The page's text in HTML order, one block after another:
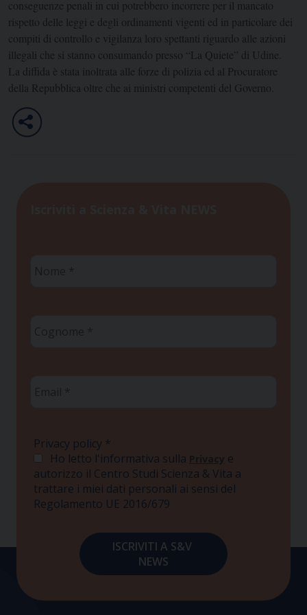
conseguenze penali in cui potrebbero incorrere per il mancato
rispetto delle leggi e degli ordinamenti vigenti ed in particolare dei
compiti di controllo e vigilanza loro spettanti riguardo alle azioni
illegali che si stanno consumando presso “La Quiete” di Udine.
La diffida è stata inoltrata alle forze di polizia ed al Procuratore
della Repubblica oltre che ai ministri competenti del Governo.
Privacy policy *
Ho letto l'informativa sulla Privacy e
autorizzo il Centro Studi Scienza & Vita a
trattare i miei dati personali ai sensi del
Regolamento UE 2016/679